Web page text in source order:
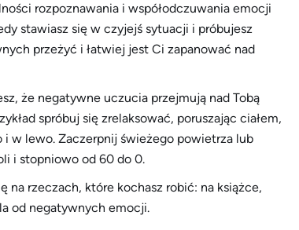
rozpoznawania i współodczuwania emocji
stawiasz się w czyjejś sytuacji i próbujesz
przeżyć i łatwiej jest Ci zapanować nad
że negatywne uczucia przejmują nad Tobą
spróbuj się zrelaksować, poruszając ciałem,
i w lewo. Zaczerpnij świeżego powietrza lub
i stopniowo od 60 do 0.
na rzeczach, które kochasz robić: na książce,
od negatywnych emocji.